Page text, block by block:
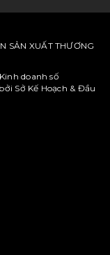
SẢN XUẤT THƯƠNG
doanh số
Sở Kế Hoạch & Đầu